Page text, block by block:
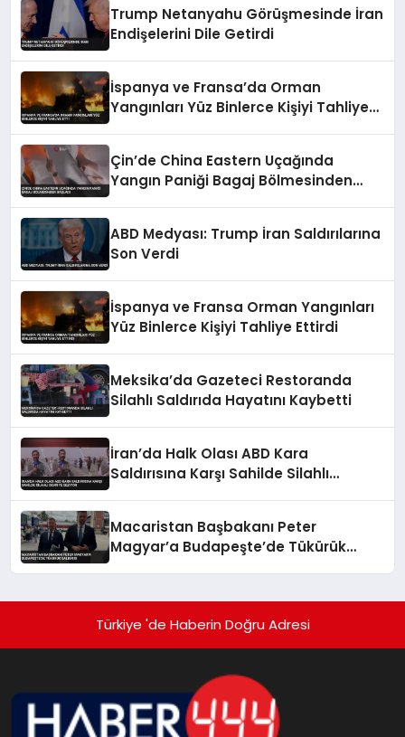
Trump Netanyahu Görüşmesinde İran
Endişelerini Dile Getirdi
İspanya ve Fransa’da Orman
Yangınları Yüz Binlerce Kişiyi Tahliye
Çin’de China Eastern Uçağında
Yangın Paniği Bagaj Bölmesinden
ABD Medyası: Trump İran Saldırılarına
Son Verdi
İspanya ve Fransa Orman Yangınları
Yüz Binlerce Kişiyi Tahliye Ettirdi
Meksika’da Gazeteci Restoranda
Silahlı Saldırıda Hayatını Kaybetti
İran’da Halk Olası ABD Kara
Saldırısına Karşı Sahilde Silahlı
Macaristan Başbakanı Peter
Magyar’a Budapeşte’de Tükürük
Türkiye 'de Haberin Doğru Adresi